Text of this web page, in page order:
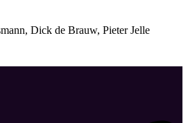
Dick de Brauw, Pieter Jelle